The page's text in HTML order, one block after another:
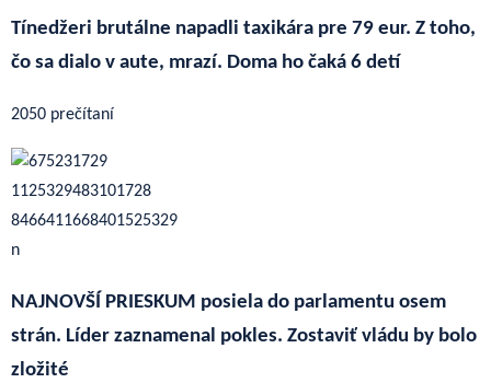
Tínedžeri brutálne napadli taxikára pre 79 eur. Z toho,
čo sa dialo v aute, mrazí. Doma ho čaká 6 detí
2050 prečítaní
NAJNOVŠÍ PRIESKUM posiela do parlamentu osem
strán. Líder zaznamenal pokles. Zostaviť vládu by bolo
zložité